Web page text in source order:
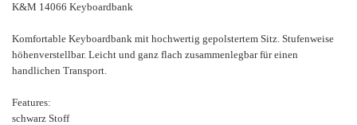
K&M 14066 Keyboardbank
Komfortable Keyboardbank mit hochwertig gepolstertem Sitz. Stufenweise
höhenverstellbar. Leicht und ganz flach zusammenlegbar für einen
handlichen Transport.
Features:
schwarz Stoff